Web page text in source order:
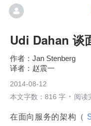
Udi Dahan 谈
Jan Stenberg
赵震一
2014-08-12
本文字数：816 字
阅读
在面向服务的架构（